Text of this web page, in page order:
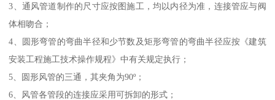
3、通风管道制作的尺寸应按图施工，均以内径为准，连接管应与阀
体相吻合；
4、圆形弯管的弯曲半径和少节数及矩形弯管的弯曲半径应按《建筑
安装工程施工技术操作规程》中有关规定执行；
5、圆形风管的三通，其夹角为90º；
6、风管各管段的连接应采用可拆卸的形式；